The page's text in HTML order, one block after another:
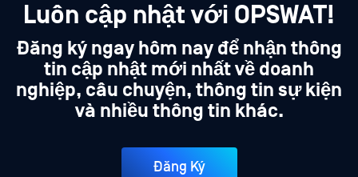
Luôn cập nhật với OPSWAT!
Đăng ký ngay hôm nay để nhận thông
tin cập nhật mới nhất về doanh
nghiệp, câu chuyện, thông tin sự kiện
và nhiều thông tin khác.
Đăng Ký